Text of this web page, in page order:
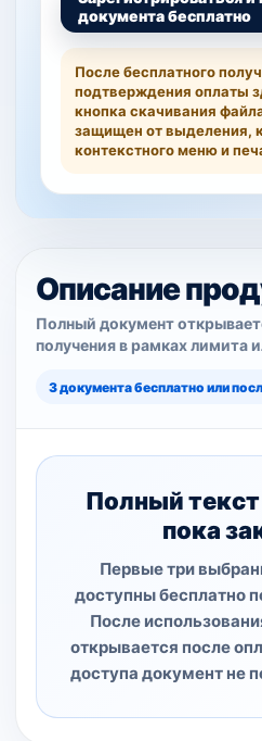
документа бесплатно
После бесплатного
подтверждения оплаты
кнопка скачивания
защищен от выделения,
контекстного меню и
Описание
Полный документ
получения в рамках лимита
3 документа бесплатно или
Полный
пока
Первые три
доступны бесплатно
После
открывается после
доступа документ не